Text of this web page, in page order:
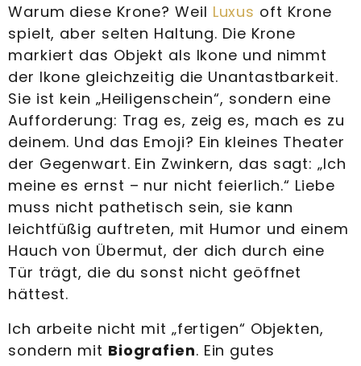
Warum diese Krone? Weil Luxus oft Krone
spielt, aber selten Haltung. Die Krone
markiert das Objekt als Ikone und nimmt
der Ikone gleichzeitig die Unantastbarkeit.
Sie ist kein „Heiligenschein“, sondern eine
Aufforderung: Trag es, zeig es, mach es zu
deinem. Und das Emoji? Ein kleines Theater
der Gegenwart. Ein Zwinkern, das sagt: „Ich
meine es ernst – nur nicht feierlich.“ Liebe
muss nicht pathetisch sein, sie kann
leichtfüßig auftreten, mit Humor und einem
Hauch von Übermut, der dich durch eine
Tür trägt, die du sonst nicht geöffnet
hättest.
Ich arbeite nicht mit „fertigen“ Objekten,
sondern mit Biografien. Ein gutes